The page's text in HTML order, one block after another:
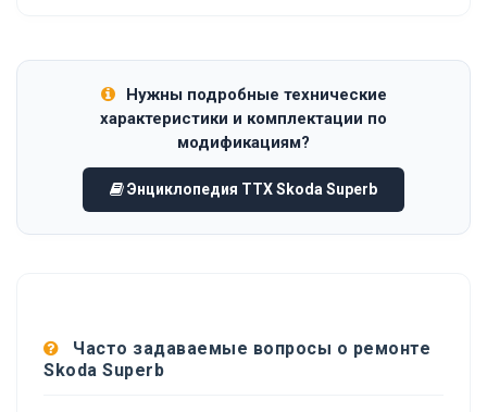
Нужны подробные технические
характеристики и комплектации по
модификациям?
Энциклопедия ТТХ Skoda Superb
Часто задаваемые вопросы о ремонте
Skoda Superb